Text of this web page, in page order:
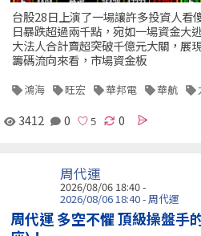
台股28日上演了一場讓許多投資人看
日暴跌超過兩千點，宛如一場資金大
大法人合計賣超突破千億元大關，展
籌碼流向來看，市場資金板
鴻海 旺宏 華邦電 華航
3412 0 0
周代運
2026/08/06 18:40 -
2026/08/06 18:40 - 周代運
周代運 多空不懼 頂級操盤手